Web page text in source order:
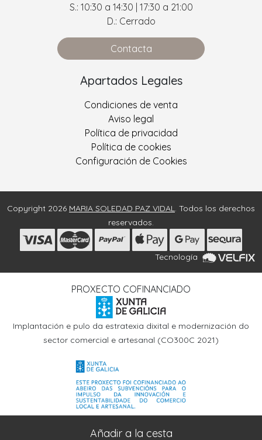
S.: 10:30 a 14:30 | 17:30 a 21:00
D.: Cerrado
Contacta
Apartados Legales
Condiciones de venta
Aviso legal
Política de privacidad
Política de cookies
Configuración de Cookies
Copyright 2026 MARIA SOLEDAD PAZ VIDAL
. Todos los derechos
reservados.
Tecnología
PROXECTO COFINANCIADO
Implantación e pulo da estratexia dixital e modernización do
sector comercial e artesanal (CO300C 2021)